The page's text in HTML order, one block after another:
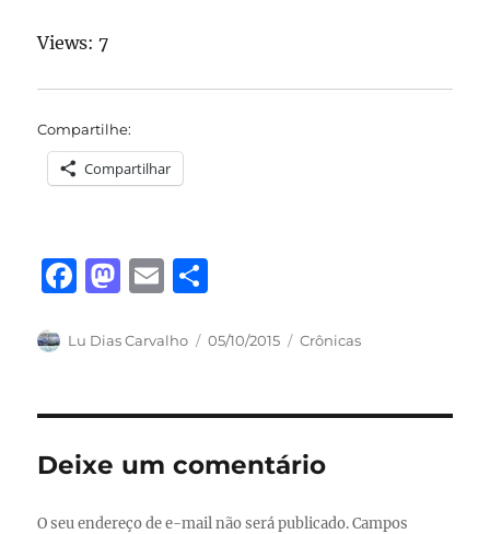
Views: 7
Compartilhe:
Compartilhar
F
c
b
o
o
k
M
st
d
o
n
E
ai a
Autor
Lu Dias Carvalho
Publicado
05/10/2015 Categorias
Crônicas
Deixe um comentário
O seu endereço de e-mail não será publicado. Campos